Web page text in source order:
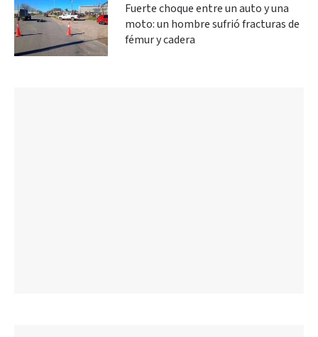
Fuerte choque entre un auto y una
moto: un hombre sufrió fracturas de
fémur y cadera